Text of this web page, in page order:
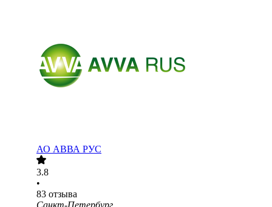
АО АВВА РУС
3.8
•
83 отзыва